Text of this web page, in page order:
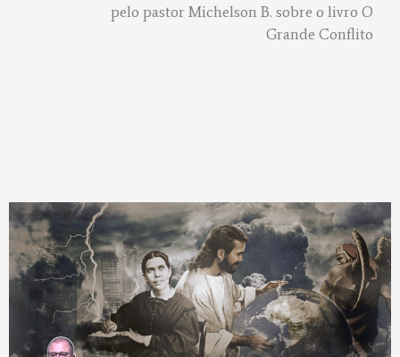
pelo pastor Michelson B. sobre o livro O
Grande Conflito